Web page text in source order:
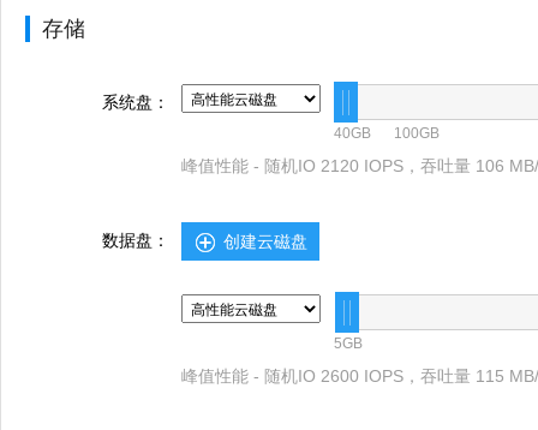
存储
系统盘：
40GB 100GB
峰值性能 - 随机IO 2120 IOPS，吞吐量 106
数据盘： 创建云磁盘
5GB
峰值性能 - 随机IO 2600 IOPS，吞吐量 115